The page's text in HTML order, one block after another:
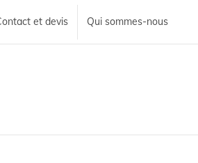
et devis Qui sommes-nous